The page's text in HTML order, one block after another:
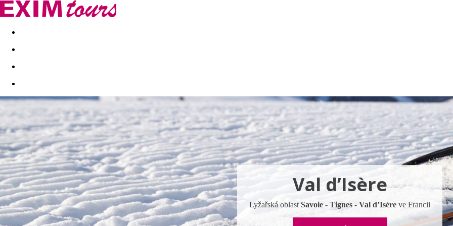
Akční nabídky Last minute
Val d’Isère
Lyžařská oblastSavoie - Tignes - Val d’Isère ve Francii